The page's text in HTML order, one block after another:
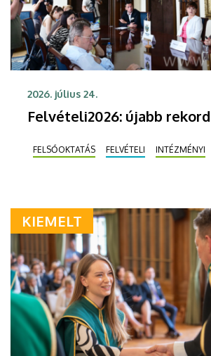
2026. július 24.
Felvételi2026: újabb rekord
FELSŐOKTATÁS FELVÉTELI INTÉZMÉNYI
KIEMELT